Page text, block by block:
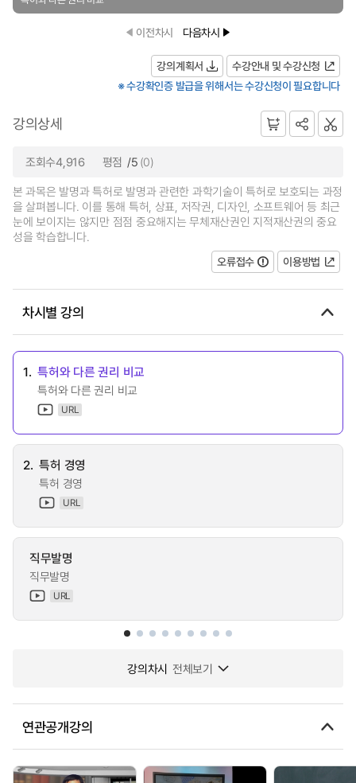
이전차시 다음차시
강의계획서
수강안내 및 수강신청
※ 수강확인증 발급을 위해서는 수강신청이 필요합니다
강의상세
조회수4,916 평점 /5 (0)
본 과목은 발명과 특허로 발명과 관련한 과학기술이 특허로 보호되는 과정
을 살펴봅니다. 이를 통해 특허, 상표, 저작권, 디자인, 소프트웨어 등 최근
눈에 보이지는 않지만 점점 중요해지는 무체재산권인 지적재산권의 중요
성을 학습합니다.
오류접수
이용방법
차시별 강의
1. 특허와 다른 권리 비교
특허와 다른 권리 비교
URL
2. 특허 경영
특허 경영
URL
직무발명
직무발명
URL
강의차시 전체보기
연관공개강의